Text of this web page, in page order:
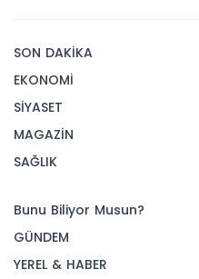
SON DAKİKA
EKONOMİ
SİYASET
MAGAZİN
SAĞLIK
Bunu Biliyor Musun?
GÜNDEM
YEREL & HABER